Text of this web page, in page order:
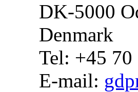
DK-5000
Denmark
Tel: +45 70
E-mail: